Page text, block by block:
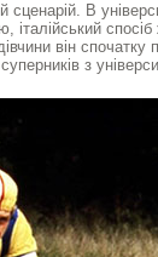
В
італійський
він спочатку
з